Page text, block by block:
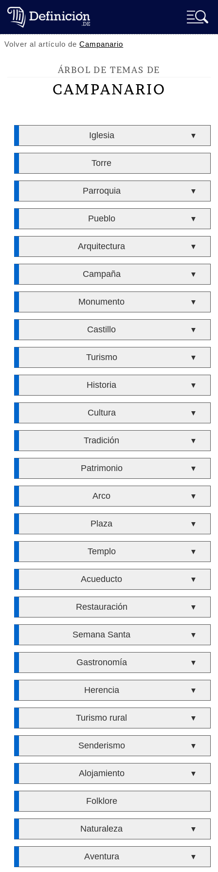
Volver al artículo deCampanario
ÁRBOL DE TEMAS DE
CAMPANARIO
Iglesia ▼
Torre
Parroquia ▼
Pueblo ▼
Arquitectura ▼
Campaña ▼
Monumento ▼
Castillo ▼
Turismo ▼
Historia ▼
Cultura ▼
Tradición ▼
Patrimonio ▼
Arco ▼
Plaza ▼
Templo ▼
Acueducto ▼
Restauración ▼
Semana Santa ▼
Gastronomía ▼
Herencia ▼
Turismo rural ▼
Senderismo ▼
Alojamiento ▼
Folklore
Naturaleza ▼
Aventura ▼